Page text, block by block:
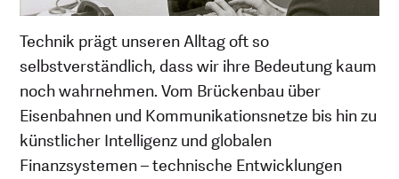
Technik prägt unseren Alltag oft so
selbstverständlich, dass wir ihre Bedeutung kaum
noch wahrnehmen. Vom Brückenbau über
Eisenbahnen und Kommunikationsnetze bis hin zu
künstlicher Intelligenz und globalen
Finanzsystemen – technische Entwicklungen